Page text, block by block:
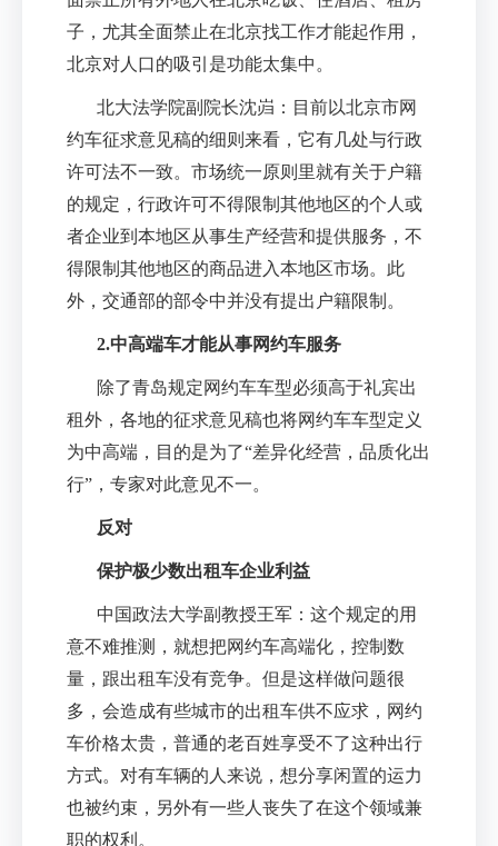
子，尤其全面禁止在北京找工作才能起作用，
北京对人口的吸引是功能太集中。
北大法学院副院长沈岿：目前以北京市网
约车征求意见稿的细则来看，它有几处与行政
许可法不一致。市场统一原则里就有关于户籍
的规定，行政许可不得限制其他地区的个人或
者企业到本地区从事生产经营和提供服务，不
得限制其他地区的商品进入本地区市场。此
外，交通部的部令中并没有提出户籍限制。
2.中高端车才能从事网约车服务
除了青岛规定网约车车型必须高于礼宾出
租外，各地的征求意见稿也将网约车车型定义
为中高端，目的是为了“差异化经营，品质化出
行” ，专家对此意见不一。
反对
保护极少数出租车企业利益
中国政法大学副教授王军：这个规定的用
意不难推测，就想把网约车高端化，控制数
量，跟出租车没有竞争。但是这样做问题很
多，会造成有些城市的出租车供不应求，网约
车价格太贵，普通的老百姓享受不了这种出行
方式。对有车辆的人来说，想分享闲置的运力
也被约束，另外有一些人丧失了在这个领域兼
职的权利。